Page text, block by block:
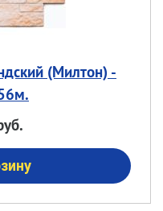
(Милтон) -